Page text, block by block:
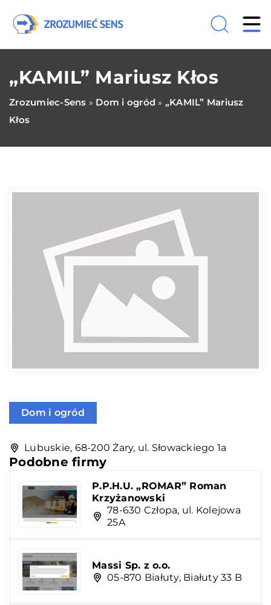
„KAMIL” Mariusz Kłos
Zrozumiec-Sens » Dom i ogród » „KAMIL” Mariusz
Kłos
Dom i ogród
Lubuskie, 68-200 Żary, ul. Słowackiego 1a
Podobne firmy
P.P.H.U. „ROMAR” Roman
Krzyżanowski
78-630 Człopa, ul. Kolejowa
25A
Massi Sp. z o.o.
05-870 Białuty, Białuty 33 B